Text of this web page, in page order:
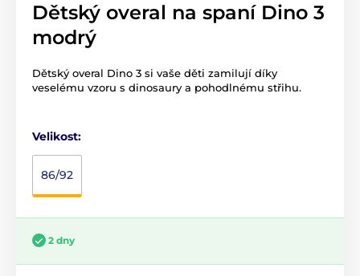
Dětský overal na spaní Dino 3
modrý
Dětský overal Dino 3 si vaše děti zamilují díky
veselému vzoru s dinosaury a pohodlnému střihu.
Velikost:
86/92
2 dny